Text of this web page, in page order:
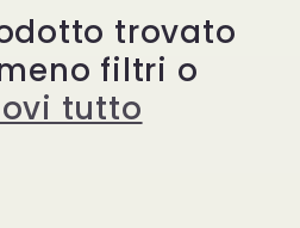
trovato
filtri o
tutto